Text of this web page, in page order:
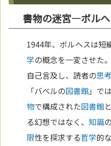
書物の迷宮—ボル
1944年、ボルヘスは短
学の概念を一変させた
自己言及し、読者の思考
「バベルの図書館」では
物で構成された図書館
る幻想ではなく、知識
限性を探求する哲学的